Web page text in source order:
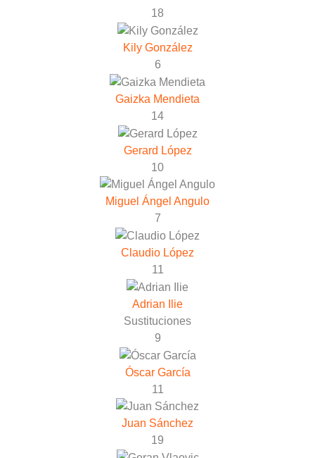
18
Kily González
6
Gaizka Mendieta
14
Gerard López
10
Miguel Ángel Angulo
7
Claudio López
11
Adrian Ilie
Sustituciones
9
Óscar García
11
Juan Sánchez
19